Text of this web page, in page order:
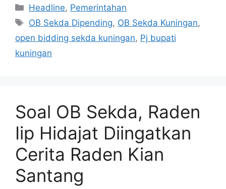
Kategori
Headline, Pemerintahan
Tag
OB Sekda Dipending, OB Sekda Kuningan,
open bidding sekda kuningan, Pj bupati
kuningan
Soal OB Sekda, Raden
Iip Hidajat Diingatkan
Cerita Raden Kian
Santang